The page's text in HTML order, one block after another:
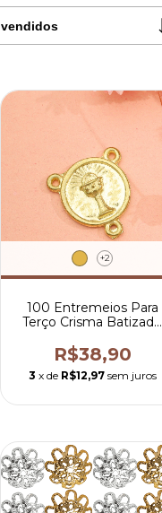
+2
100 Entremeios Para
Terço Crisma Batizado
R$38,90
3 x de R$12,97 sem juros